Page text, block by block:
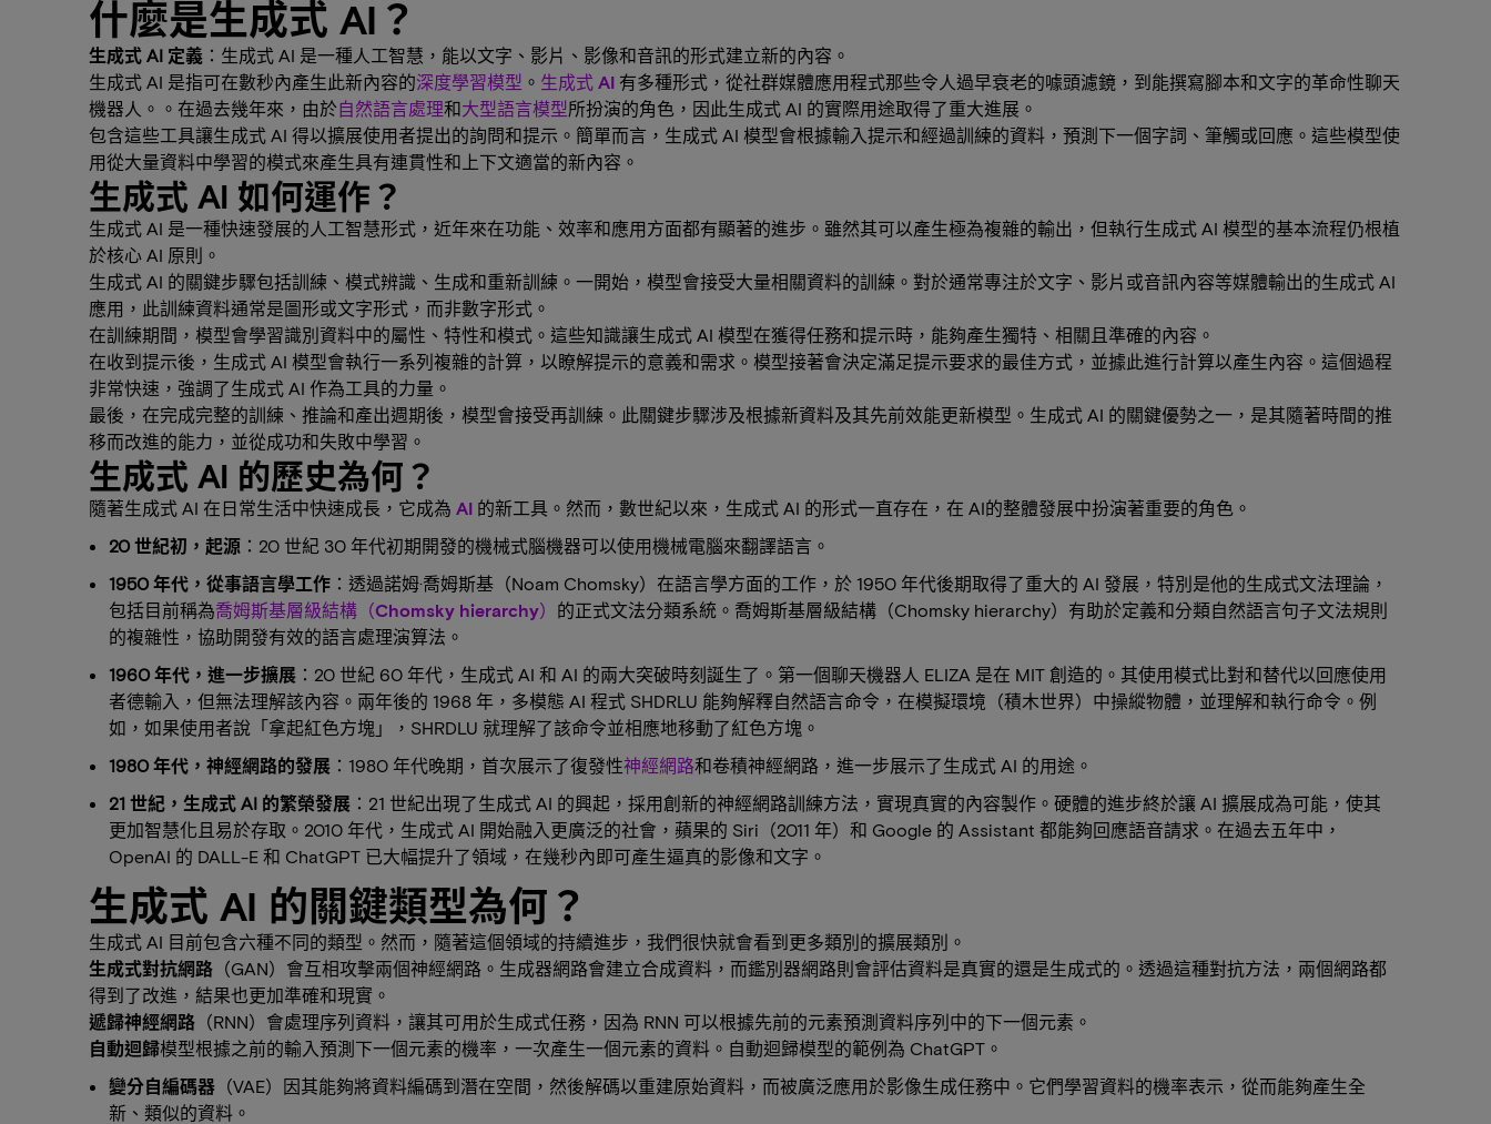
什麼是生成式 AI？
生成式 AI 定義 ：生成式 AI 是一種人工智慧，能以文字、影片、影像和音訊的形式建立新的內容。
生成式 AI 是指可在數秒內產生此新內容的深度學習模型 。 生成式 AI 有多種形式，從社群媒體應用程式那些令人過早衰老的噱頭濾鏡，到能撰寫腳本和文字的革命性聊天
機器人。。在過去幾年來，由於自然語言處理和大型語言模型所扮演的角色，因此生成式 AI 的實際用途取得了重大進展。
包含這些工具讓生成式 AI 得以擴展使用者提出的詢問和提示。簡單而言，生成式 AI 模型會根據輸入提示和經過訓練的資料，預測下一個字詞、筆觸或回應。這些模型使
用從大量資料中學習的模式來產生具有連貫性和上下文適當的新內容。
生成式 AI 如何運作？
生成式 AI 是一種快速發展的人工智慧形式，近年來在功能、效率和應用方面都有顯著的進步。雖然其可以產生極為複雜的輸出，但執行生成式 AI 模型的基本流程仍根植
於核心 AI 原則。
生成式 AI 的關鍵步驟包括訓練、模式辨識、生成和重新訓練。一開始，模型會接受大量相關資料的訓練。對於通常專注於文字、影片或音訊內容等媒體輸出的生成式 AI
應用，此訓練資料通常是圖形或文字形式，而非數字形式。
在訓練期間，模型會學習識別資料中的屬性、特性和模式。這些知識讓生成式 AI 模型在獲得任務和提示時，能夠產生獨特、相關且準確的內容。
在收到提示後，生成式 AI 模型會執行一系列複雜的計算，以瞭解提示的意義和需求。模型接著會決定滿足提示要求的最佳方式，並據此進行計算以產生內容。這個過程
非常快速，強調了生成式 AI 作為工具的力量。
最後，在完成完整的訓練、推論和產出週期後，模型會接受再訓練。此關鍵步驟涉及根據新資料及其先前效能更新模型。生成式 AI 的關鍵優勢之一，是其隨著時間的推
移而改進的能力，並從成功和失敗中學習。
生成式 AI 的歷史為何？
隨著生成式 AI 在日常生活中快速成長，它成為 AI 的新工具。然而，數世紀以來，生成式 AI 的形式一直存在，在 AI的整體發展中扮演著重要的角色。
20 世紀初，起源 ：20 世紀 30 年代初期開發的機械式腦機器可以使用機械電腦來翻譯語言。
1950 年代，從事語言學工作 ：透過諾姆·喬姆斯基（Noam Chomsky）在語言學方面的工作，於 1950 年代後期取得了重大的 AI 發展，特別是他的生成式文法理論，
包括目前稱為喬姆斯基層級結構（Chomsky hierarchy） 的正式文法分類系統。喬姆斯基層級結構（Chomsky hierarchy）有助於定義和分類自然語言句子文法規則
的複雜性，協助開發有效的語言處理演算法。
1960 年代，進一步擴展 ：20 世紀 60 年代，生成式 AI 和 AI 的兩大突破時刻誕生了。第一個聊天機器人 ELIZA 是在 MIT 創造的。其使用模式比對和替代以回應使用
者德輸入，但無法理解該內容。兩年後的 1968 年，多模態 AI 程式 SHDRLU 能夠解釋自然語言命令，在模擬環境（積木世界）中操縱物體，並理解和執行命令。例
如，如果使用者說「拿起紅色方塊」，SHRDLU 就理解了該命令並相應地移動了紅色方塊。
1980 年代，神經網路的發展 ：1980 年代晚期，首次展示了復發性神經網路和卷積神經網路，進一步展示了生成式 AI 的用途。
21 世紀，生成式 AI 的繁榮發展 ：21 世紀出現了生成式 AI 的興起，採用創新的神經網路訓練方法，實現真實的內容製作。硬體的進步終於讓 AI 擴展成為可能，使其
更加智慧化且易於存取。2010 年代，生成式 AI 開始融入更廣泛的社會，蘋果的 Siri（2011 年）和 Google 的 Assistant 都能夠回應語音請求。在過去五年中，
OpenAI 的 DALL-E 和 ChatGPT 已大幅提升了領域，在幾秒內即可產生逼真的影像和文字。
生成式 AI 的關鍵類型為何？
生成式 AI 目前包含六種不同的類型。然而，隨著這個領域的持續進步，我們很快就會看到更多類別的擴展類別。
生成式對抗網路 （GAN）會互相攻擊兩個神經網路。生成器網路會建立合成資料，而鑑別器網路則會評估資料是真實的還是生成式的。透過這種對抗方法，兩個網路都
得到了改進，結果也更加準確和現實。
遞歸神經網路 （RNN）會處理序列資料，讓其可用於生成式任務，因為 RNN 可以根據先前的元素預測資料序列中的下一個元素。
自動迴歸模型根據之前的輸入預測下一個元素的機率，一次產生一個元素的資料。自動迴歸模型的範例為 ChatGPT。
變分自編碼器 （VAE）因其能夠將資料編碼到潛在空間，然後解碼以重建原始資料，而被廣泛應用於影像生成任務中。它們學習資料的機率表示，從而能夠產生全
新、類似的資料。